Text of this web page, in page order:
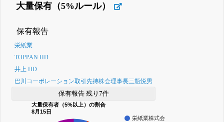
大量保有（5%ルール）
保有報告
栄紙業
TOPPAN HD
井上 HD
巴川コーポレーション取引先持株会理事長三瓶悦男
保有報告 残り7件
大量保有者（5%以上）の割合
8月15日
栄紙業株式会